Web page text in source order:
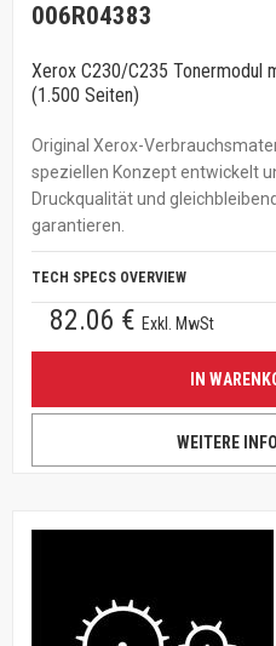
006R04383
Xerox C230/C235 Tonermodul
(1.500 Seiten)
Original Xerox-
speziellen Konzept entwickelt
Druckqualität und
garantieren.
TECH SPECS OVERVIEW
82.06 € Exkl. MwSt
IN
WEITERE